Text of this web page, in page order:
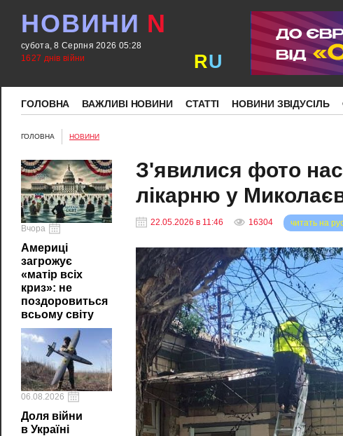
НОВИНИ N
субота, 8 Серпня 2026 05:28
1627 днів війни
RU
ГОЛОВНА ВАЖЛИВІ НОВИНИ СТАТТІ НОВИНИ ЗВІДУСІЛЬ
ГОЛОВНА НОВИНИ
Вчора
Америці
загрожує
«матір всіх
криз»: не
поздоровиться
всьому світу
06.08.2026
Доля війни
в Україні
З'явилися фото
лікарню у
22.05.2026 в 11:46 16304 читать на